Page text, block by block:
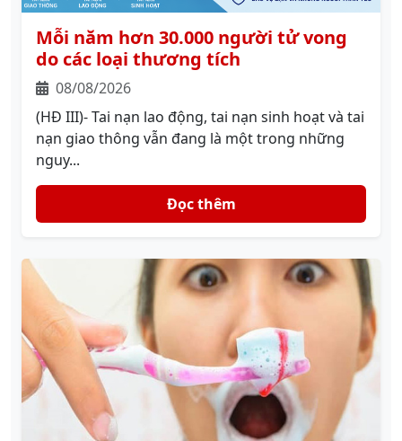
Mỗi năm hơn 30.000 người tử vong
do các loại thương tích
08/08/2026
(HĐ III)- Tai nạn lao động, tai nạn sinh hoạt và tai
nạn giao thông vẫn đang là một trong những
nguy...
Đọc thêm